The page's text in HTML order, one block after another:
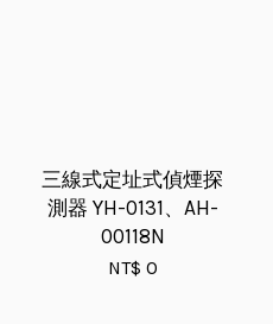
三線式定址式偵煙探
測器 YH-0131、AH-
00118N
NT$ 0